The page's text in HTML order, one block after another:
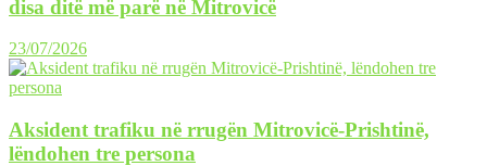
disa ditë më parë në Mitrovicë
23/07/2026
Aksident trafiku në rrugën Mitrovicë-Prishtinë,
lëndohen tre persona